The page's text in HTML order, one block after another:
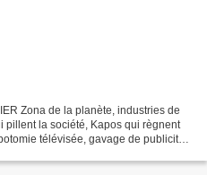
Zona de la planète, industries de
pillent la société, Kapos qui règnent
télévisée, gavage de publicité.